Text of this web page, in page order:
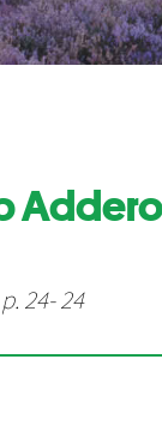
24- 24